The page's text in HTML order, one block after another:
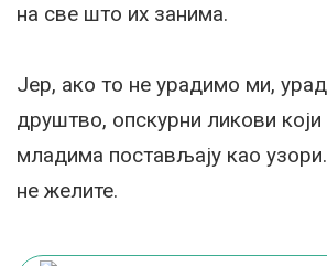
на све што их занима.
Јер, ако то не урадимо ми,
друштво, опскурни ликови
младима постављају као
не желите.